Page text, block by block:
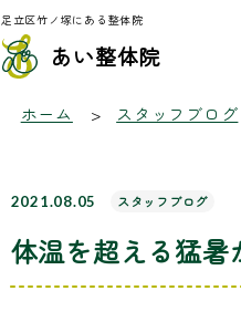
足立区竹ノ塚にある整体院
あい整体院スタッ
ホーム スタッフブログ
2021.08.05 スタッフブログ
体温を超える猛